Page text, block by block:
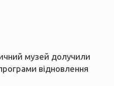
музей долучили
відновлення